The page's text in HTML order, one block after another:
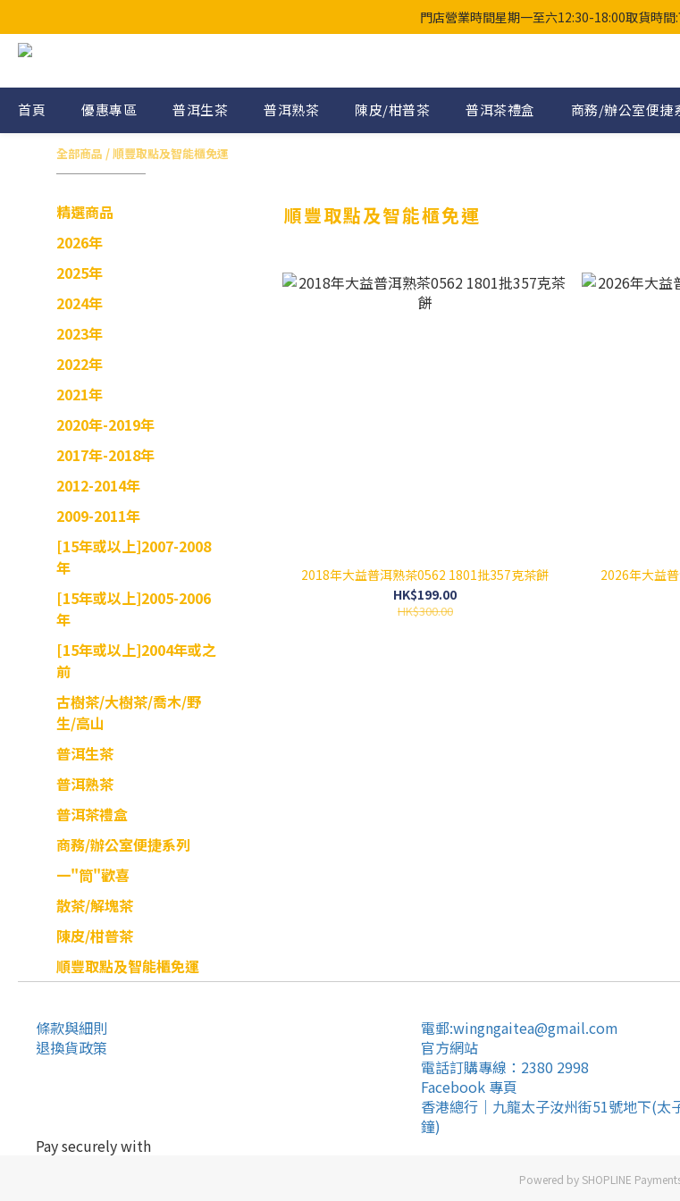
門店營業時間星期一至六12:30-18:00取貨時
首頁 優惠專區 普洱生茶 普洱熟茶 陳皮/柑普茶 普洱茶禮盒 商務/辦公室便捷
全部商品 /順豐取點及智能櫃免運
精選商品
2026年
2025年
2024年
2023年
2022年
2021年
2020年-2019年
2017年-2018年
2012-2014年
2009-2011年
[15年或以上]2007-2008
年
[15年或以上]2005-2006
年
[15年或以上]2004年或之
前
古樹茶/大樹茶/喬木/野
生/高山
普洱生茶
普洱熟茶
普洱茶禮盒
商務/辦公室便捷系列
一"筒"歡喜
散茶/解塊茶
陳皮/柑普茶
順豐取點及智能櫃免運
順豐取點及智能櫃免運
2018年大益普洱熟茶0562 1801批357克茶餅
HK$199.00
HK$300.00
2026年大益
條款與細則
退換貨政策
電郵:wingngaitea@gmail.com
官方網站
電話訂購專線：2380 2998
Facebook 專頁
香港總行｜九龍太子汝州街51號地下(太
鐘)
Pay securely with
Powered by SHOPLINE